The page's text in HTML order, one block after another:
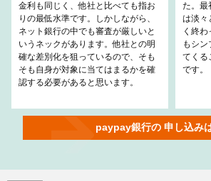
金利も同じく、他社と比べても指お
りの最低水準です。しかしながら、
ネット銀行の中でも審査が厳しいと
いうネックがあります。他社との明
確な差別化を狙っているので、そも
そも自身が対象に当てはまるかを確
認する必要があると思います。
た。最
は淡々
く終わ
もシン
てくる
です。
paypay銀行の 申し込み